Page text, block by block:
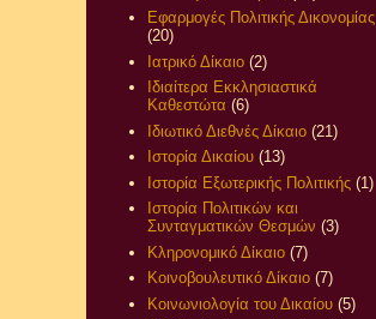
Εφαρμογές Πολιτικής Δικονομίας
(20)
Ιατρικό Δίκαιο (2)
Ιδιαίτερα Εκκλησιαστικά
Καθεστώτα (6)
Ιδιωτικό Διεθνές Δίκαιο (21)
Ιστορία Δικαίου (13)
Ιστορία Εξωτερικής Πολιτικής (1)
Ιστορία Πολιτικών και
Συνταγματικών Θεσμών (3)
Κληρονομικό Δίκαιο (7)
Κοινοβουλευτικό Δίκαιο (7)
Κοινωνιολογία του Δικαίου (5)